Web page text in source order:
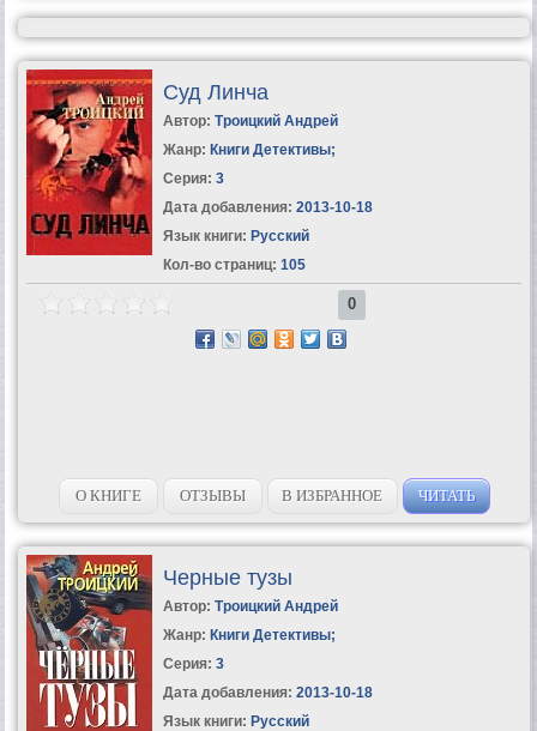
Суд Линча
Автор: Троицкий Андрей
Жанр: Книги Детективы;
Серия: 3
Дата добавления: 2013-10-18
Язык книги: Русский
Кол-во страниц: 105
0
О КНИГЕ ОТЗЫВЫ В ИЗБРАННОЕ ЧИТАТЬ
Черные тузы
Автор: Троицкий Андрей
Жанр: Книги Детективы;
Серия: 3
Дата добавления: 2013-10-18
Язык книги: Русский